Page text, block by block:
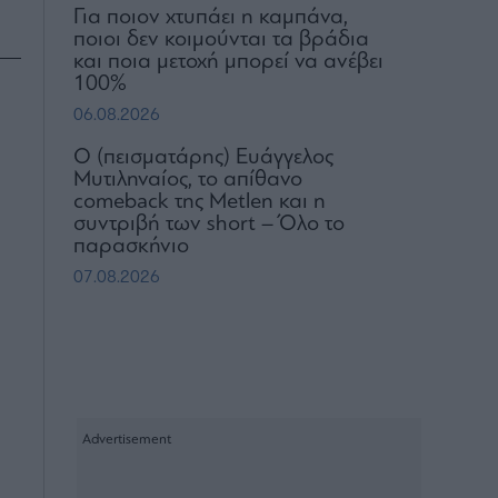
Για ποιον χτυπάει η καμπάνα,
ποιοι δεν κοιμούνται τα βράδια
και ποια μετοχή μπορεί να ανέβει
100%
06.08.2026
Ο (πεισματάρης) Ευάγγελος
Μυτιληναίος, το απίθανο
comeback της Μetlen και η
συντριβή των short – Όλο το
παρασκήνιο
07.08.2026